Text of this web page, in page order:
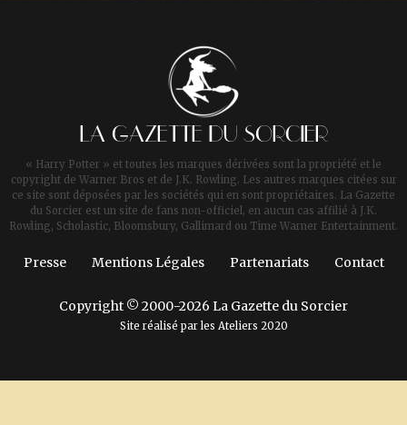
LA GAZETTE DU SORCIER
« Harry Potter » et toutes les marques dérivées sont la propriété et le
copyright de Warner Bros et de J.K. Rowling. Les autres marques citées sur
ce site sont déposées par les sociétés qui en sont propriétaires. La Gazette
du Sorcier est un site de fans non-officiel, en aucun cas affilié à J.K.
Rowling, Scholastic, Bloomsbury, Gallimard ou Time Warner Entertainment.
Presse Mentions Légales Partenariats Contact
Copyright © 2000-2026 La Gazette du Sorcier
Site réalisé par les Ateliers 2020